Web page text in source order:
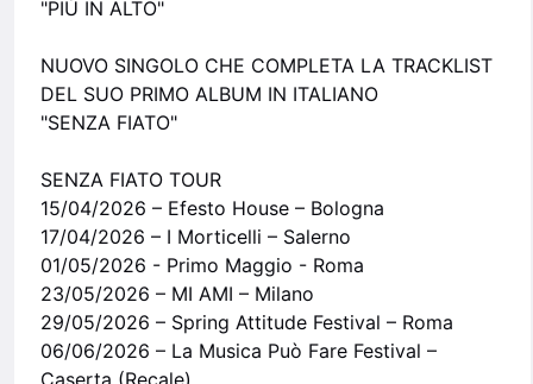
"PIÙ IN ALTO"
NUOVO SINGOLO CHE COMPLETA LA TRACKLIST
DEL SUO PRIMO ALBUM IN ITALIANO
"SENZA FIATO"
SENZA FIATO TOUR
15/04/2026 – Efesto House – Bologna
17/04/2026 – I Morticelli – Salerno
01/05/2026 - Primo Maggio - Roma
23/05/2026 – MI AMI – Milano
29/05/2026 – Spring Attitude Festival – Roma
06/06/2026 – La Musica Può Fare Festival –
Caserta (Recale)